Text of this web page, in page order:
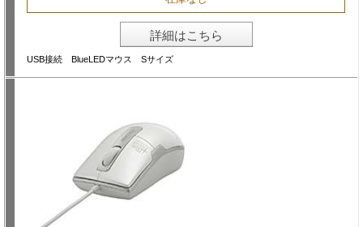
詳細はこちら
USB接続 BlueLEDマウス Sサイズ